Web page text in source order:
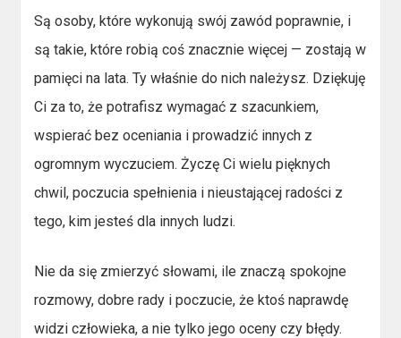
Są osoby, które wykonują swój zawód poprawnie, i
są takie, które robią coś znacznie więcej — zostają w
pamięci na lata. Ty właśnie do nich należysz. Dziękuję
Ci za to, że potrafisz wymagać z szacunkiem,
wspierać bez oceniania i prowadzić innych z
ogromnym wyczuciem. Życzę Ci wielu pięknych
chwil, poczucia spełnienia i nieustającej radości z
tego, kim jesteś dla innych ludzi.
Nie da się zmierzyć słowami, ile znaczą spokojne
rozmowy, dobre rady i poczucie, że ktoś naprawdę
widzi człowieka, a nie tylko jego oceny czy błędy.